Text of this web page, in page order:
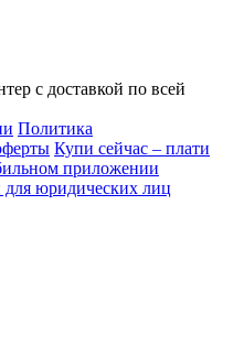
с доставкой по всей
Политика
Купи сейчас – плати
приложении
для юридических лиц